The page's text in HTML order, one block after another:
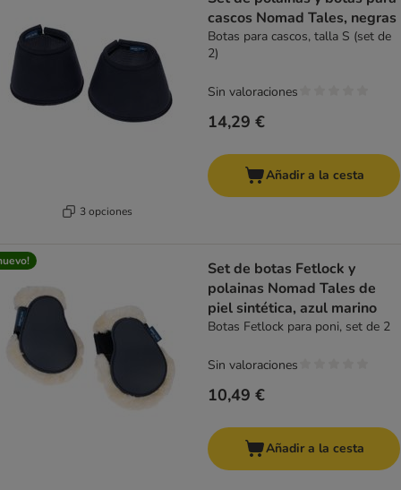
3 opciones
cascos Nomad Tales, negras
Botas para cascos, talla S (set de
2)
14,29 €
Sin valoraciones
Añadir a la cesta
Set de botas Fetlock y
polainas Nomad Tales de
piel sintética, azul marino
Botas Fetlock para poni, set de 2
10,49 €
Sin valoraciones
Añadir a la cesta